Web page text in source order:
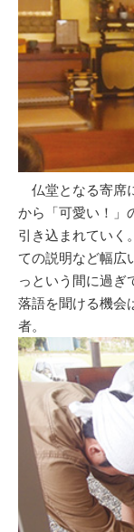
仏堂となる寄席
から「可愛い！」
引き込まれていく
ての説明など幅広
っという間に過ぎ
落語を聞ける機会
者。